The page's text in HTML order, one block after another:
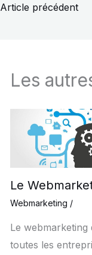
Article précédent
Les
Le
Webmarketing /
Le
toutes les